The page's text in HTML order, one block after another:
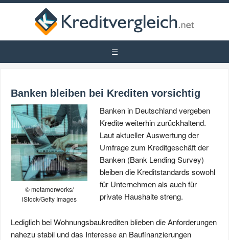
Banken bleiben bei Krediten vorsichtig
© metamorworks/
iStock/Getty Images
Banken in Deutschland vergeben
Kredite weiterhin zurückhaltend.
Laut aktueller Auswertung der
Umfrage zum Kreditgeschäft der
Banken (Bank Lending Survey)
bleiben die Kreditstandards sowohl
für Unternehmen als auch für
private Haushalte streng.
Lediglich bei Wohnungsbaukrediten blieben die Anforderungen
nahezu stabil und das Interesse an Baufinanzierungen